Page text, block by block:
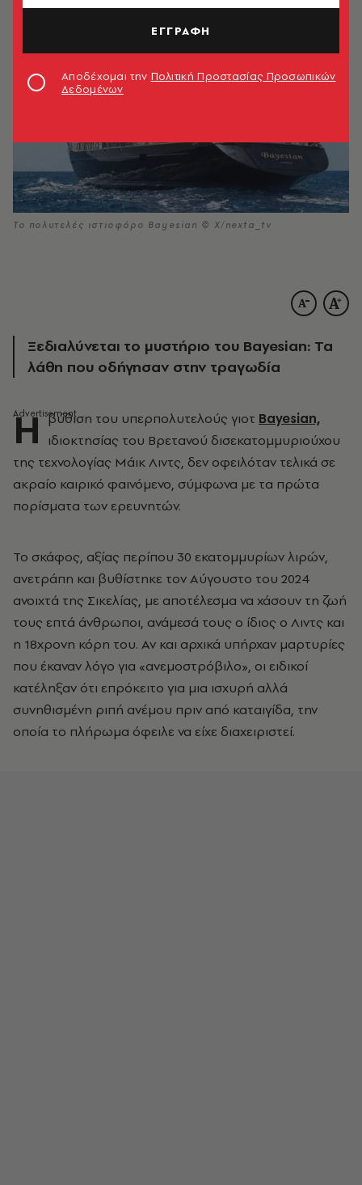
Το πολυτελές ιστιοφόρο Bayesian © Χ/nexta_tv
Ξεδιαλύνεται το μυστήριο του Bayesian: Τα
λάθη που οδήγησαν στην τραγωδία
Η βύθιση του υπερπολυτελούς γιοτ Bayesian,
ιδιοκτησίας του Βρετανού δισεκατομμυριούχου
της τεχνολογίας Μάικ Λιντς, δεν οφειλόταν τελικά σε
ακραίο καιρικό φαινόμενο, σύμφωνα με τα πρώτα
πορίσματα των ερευνητών.
Το σκάφος, αξίας περίπου 30 εκατομμυρίων λιρών,
ανετράπη και βυθίστηκε τον Αύγουστο του 2024
ανοιχτά της Σικελίας, με αποτέλεσμα να χάσουν τη ζωή
τους επτά άνθρωποι, ανάμεσά τους ο ίδιος ο Λιντς και
η 18χρονη κόρη του. Αν και αρχικά υπήρχαν μαρτυρίες
που έκαναν λόγο για «ανεμοστρόβιλο», οι ειδικοί
κατέληξαν ότι επρόκειτο για μια ισχυρή αλλά
συνηθισμένη ριπή ανέμου πριν από καταιγίδα, την
οποία το πλήρωμα όφειλε να είχε διαχειριστεί.
ΕΓΓΡΑΦΗ
Αποδέχομαι την Πολιτική Προστασίας Προσωπικών
Δεδομένων